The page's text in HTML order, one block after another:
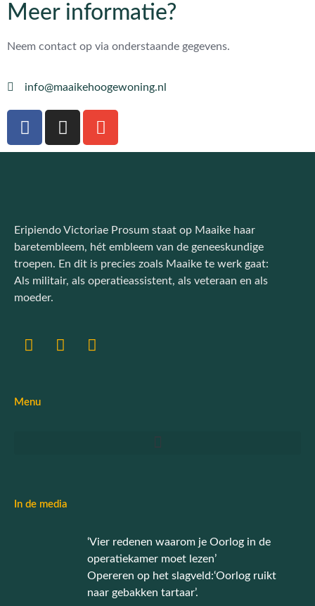
Meer informatie?
Neem contact op via onderstaande gegevens.
info@maaikehoogewoning.nl
Eripiendo Victoriae Prosum staat op Maaike haar
baretembleem, hét embleem van de geneeskundige
troepen. En dit is precies zoals Maaike te werk gaat:
Als militair, als operatieassistent, als veteraan en als
moeder.
Menu
In de media
‘Vier redenen waarom je Oorlog in de
operatiekamer moet lezen’
Opereren op het slagveld:‘Oorlog ruikt
naar gebakken tartaar’.